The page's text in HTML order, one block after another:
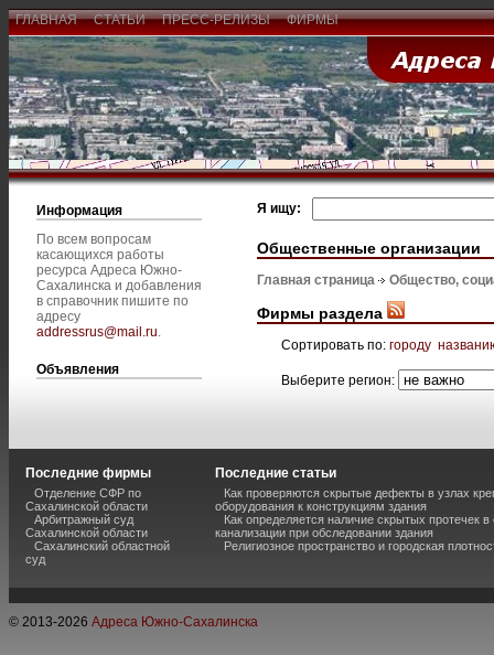
ГЛАВНАЯ СТАТЬИ ПРЕСС-РЕЛИЗЫ ФИРМЫ
Информация
По всем вопросам
касающихся работы
ресурса Адреса Южно-
Сахалинска и добавления
в справочник пишите по
адресу
addressrus@mail.ru.
Объявления
Я ищу:
Общественные организации
Главная страница Общество,
Фирмы раздела
Сортировать по: городу
Выберите регион:
Последние фирмы
Отделение СФР по
Сахалинской области
Арбитражный суд
Сахалинской области
Сахалинский областной
суд
Последние статьи
Как проверяются скрытые дефекты в узлах
оборудования к конструкциям здания
Как определяется наличие скрытых протечек
канализации при обследовании здания
Религиозное пространство и городская
© 2013-2026 Адреса Южно-Сахалинска